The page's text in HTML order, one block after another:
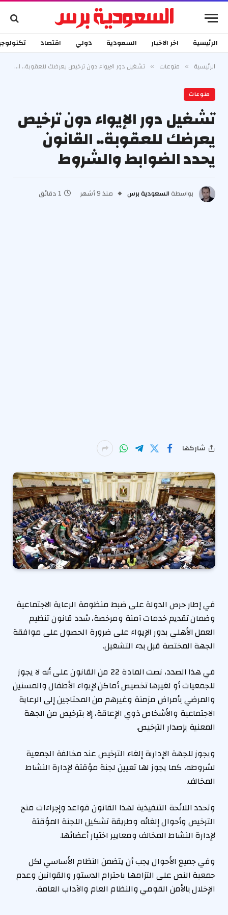
الرئيسية اخر الاخبار السعودية دولي اقتصاد
الرئيسية » منوعات » تشغيل دور الإيواء دون ترخيص يعرضك للعقوبة.. القانون يحدد الضوابط والشروط
منوعات
تشغيل دور الإيواء دون ترخيص
يعرضك للعقوبة.. القانون
يحدد الضوابط والشروط
بواسطة السعودية برس منذ 9 أشهر 1 دقائق
شاركها
في إطار حرص الدولة على ضبط منظومة الرعاية الاجتماعية
وضمان تقديم خدمات آمنة ومرخصة، شدد قانون تنظيم
العمل الأهلي بدور الإيواء على ضرورة الحصول على موافقة
الجهة المختصة قبل بدء التشغيل.
في هذا الصدد، نصت المادة 22 من القانون على أنه لا يجوز
للجمعيات أو لغيرها تخصيص أماكن لإيواء الأطفال والمسنين
والمرضي بأمراض مزمنة وغيرهم من المحتاجين إلى الرعاية
الاجتماعية والأشخاص ذوي الإعاقة، إلا بترخيص من الجهة
المعنية بإصدار الترخيص.
ويجوز للجهة الإدارية إلغاء الترخيص عند مخالفة الجمعية
لشروطه، كما يجوز لها تعيين لجنة مؤقتة لإدارة النشاط
المخالف.
وتحدد اللائحة التنفيذية لهذا القانون قواعد وإجراءات منح
الترخيص وأحوال إلغائه وطريقة تشكيل اللجنة المؤقتة
لإدارة النشاط المخالف ومعايير اختيار أعضائها.
وفي جميع الأحوال يجب أن يتضمن النظام الأساسي لكل
جمعية النص على التزامها باحترام الدستور والقوانين وعدم
الإخلال بالأمن القومي والنظام العام والآداب العامة.